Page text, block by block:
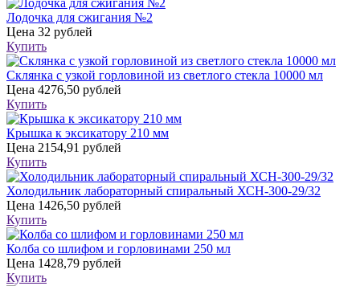
Лодочка для сжигания №2
Цена 32 рублей
Купить
Склянка с узкой горловиной из светлого стекла 10000 мл
Цена 4276,50 рублей
Купить
Крышка к эксикатору 210 мм
Цена 2154,91 рублей
Купить
Холодильник лабораторный спиральный ХСН-300-29/32
Цена 1426,50 рублей
Купить
Колба со шлифом и горловинами 250 мл
Цена 1428,79 рублей
Купить